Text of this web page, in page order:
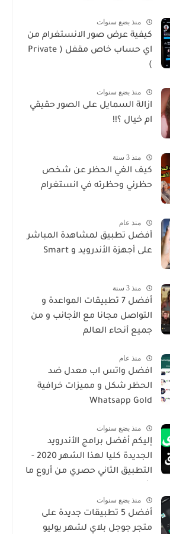
منذ بضع سنوات
كيفية عرض صور الانستغرام من
اي حساب خاص مقفل ( Private
)
منذ بضع سنوات
ازالة السمايل على الصور حقيقي
ام خيال ؟!!
منذ 3 سنة
كيف الغي الحظر عن شخص
حظرني وحظرته في انستغرام
منذ عام
أفضل تطبيق لمشاهدة المباشر
على أجهزة الأندرويد و Smart
منذ 3 سنة
أفضل 7 تطبيقات المواعدة و
التواصل مجانا مع الأجانب و من
جميع أنحاء العالم
منذ عام
افضل واتس اب معدل ضد
الحظر شكل و مميزات خرافية
Whatsapp Gold
منذ بضع سنوات
إليكم أفضل برامج الأندرويد
الجديدة كليا لهذا الشهر 2020 -
التطبيق الثاني حصري من أروع ما
منذ بضع سنوات
أفضل 5 تطبيقات جديدة على
متجر جوجل بلاي لشهر يوليو